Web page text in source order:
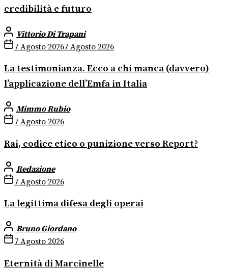
credibilità e futuro
Vittorio Di Trapani
7 Agosto 20267 Agosto 2026
La testimonianza. Ecco a chi manca (davvero)
l’applicazione dell’Emfa in Italia
Mimmo Rubio
7 Agosto 2026
Rai, codice etico o punizione verso Report?
Redazione
7 Agosto 2026
La legittima difesa degli operai
Bruno Giordano
7 Agosto 2026
Eternità di Marcinelle